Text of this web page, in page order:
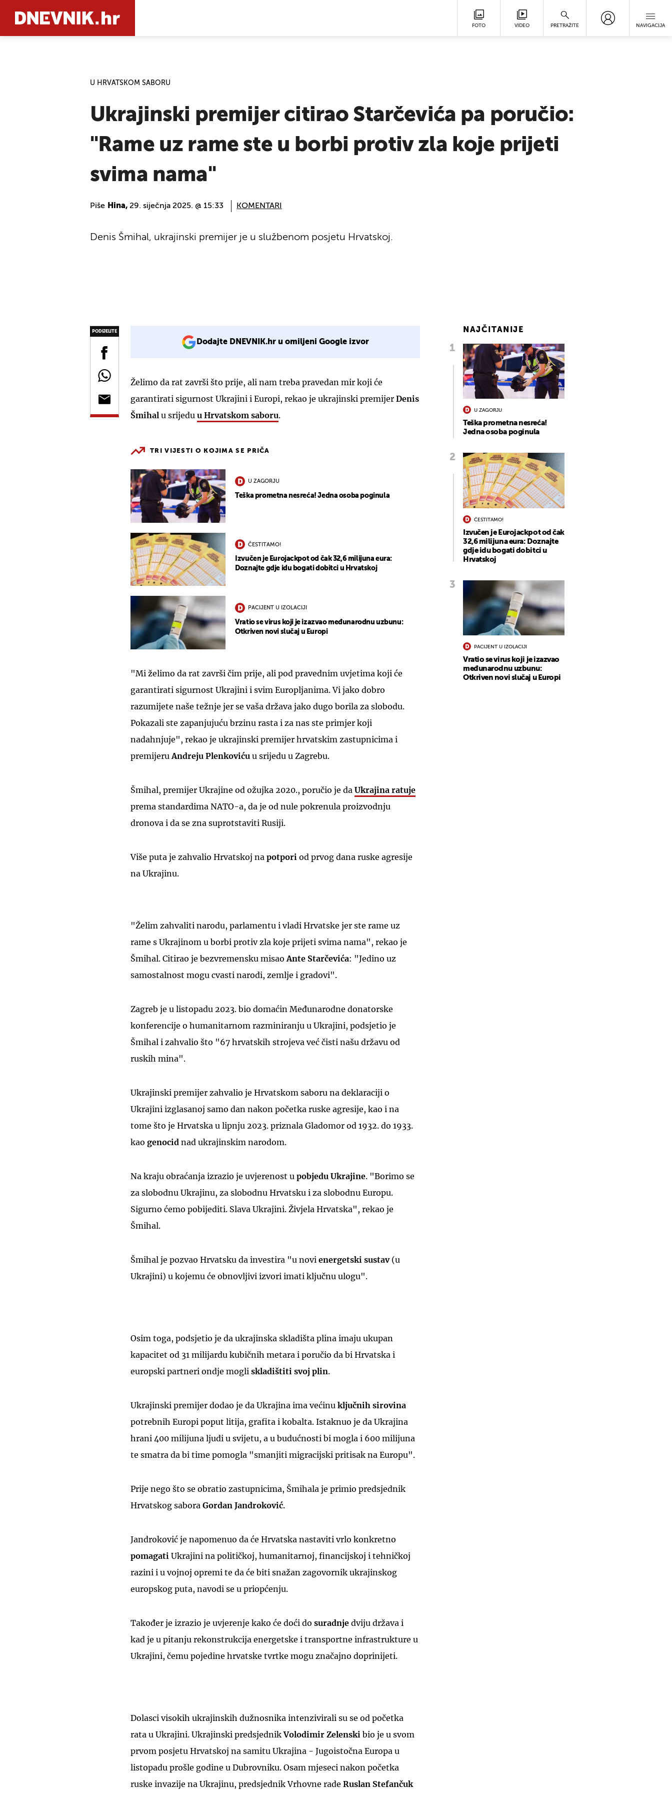
FOTO VIDEO PRETRAŽITE NAVIGACIJA
U HRVATSKOM SABORU
Ukrajinski premijer citirao Starčevića pa poručio:
"Rame uz rame ste u borbi protiv zla koje prijeti
svima nama"
Piše Hina, 29. siječnja 2025. @ 15:33 KOMENTARI
Denis Šmihal, ukrajinski premijer je u službenom posjetu Hrvatskoj.
PODIJELITE
Dodajte DNEVNIK.hr u omiljeni Google izvor
Želimo da rat završi što prije, ali nam treba pravedan mir koji će
garantirati sigurnost Ukrajini i Europi, rekao je ukrajinski premijer Denis
Šmihal u srijedu u Hrvatskom saboru.
TRI VIJESTI O KOJIMA SE PRIČA
U ZAGORJU
Teška prometna nesreća! Jedna osoba poginula
ČESTITAMO!
Izvučen je Eurojackpot od čak 32,6 milijuna eura:
Doznajte gdje idu bogati dobitci u Hrvatskoj
PACIJENT U IZOLACIJI
Vratio se virus koji je izazvao međunarodnu uzbunu:
Otkriven novi slučaj u Europi
"Mi želimo da rat završi čim prije, ali pod pravednim uvjetima koji će
garantirati sigurnost Ukrajini i svim Europljanima. Vi jako dobro
razumijete naše težnje jer se vaša država jako dugo borila za slobodu.
Pokazali ste zapanjujuću brzinu rasta i za nas ste primjer koji
nadahnjuje", rekao je ukrajinski premijer hrvatskim zastupnicima i
premijeru Andreju Plenkoviću u srijedu u Zagrebu.
Šmihal, premijer Ukrajine od ožujka 2020., poručio je da Ukrajina ratuje
prema standardima NATO-a, da je od nule pokrenula proizvodnju
dronova i da se zna suprotstaviti Rusiji.
Više puta je zahvalio Hrvatskoj na potpori od prvog dana ruske agresije
na Ukrajinu.
"Želim zahvaliti narodu, parlamentu i vladi Hrvatske jer ste rame uz
rame s Ukrajinom u borbi protiv zla koje prijeti svima nama", rekao je
Šmihal. Citirao je bezvremensku misao Ante Starčevića: "Jedino uz
samostalnost mogu cvasti narodi, zemlje i gradovi".
Zagreb je u listopadu 2023. bio domaćin Međunarodne donatorske
konferencije o humanitarnom razminiranju u Ukrajini, podsjetio je
Šmihal i zahvalio što "67 hrvatskih strojeva već čisti našu državu od
ruskih mina".
Ukrajinski premijer zahvalio je Hrvatskom saboru na deklaraciji o
Ukrajini izglasanoj samo dan nakon početka ruske agresije, kao i na
tome što je Hrvatska u lipnju 2023. priznala Gladomor od 1932. do 1933.
kao genocid nad ukrajinskim narodom.
Na kraju obraćanja izrazio je uvjerenost u pobjedu Ukrajine. "Borimo se
za slobodnu Ukrajinu, za slobodnu Hrvatsku i za slobodnu Europu.
Sigurno ćemo pobijediti. Slava Ukrajini. Živjela Hrvatska", rekao je
Šmihal.
Šmihal je pozvao Hrvatsku da investira "u novi energetski sustav(u
Ukrajini) u kojemu će obnovljivi izvori imati ključnu ulogu".
Osim toga, podsjetio je da ukrajinska skladišta plina imaju ukupan
kapacitet od 31 milijardu kubičnih metara i poručio da bi Hrvatska i
europski partneri ondje mogli skladištiti svoj plin.
Ukrajinski premijer dodao je da Ukrajina ima većinu ključnih sirovina
potrebnih Europi poput litija, grafita i kobalta. Istaknuo je da Ukrajina
hrani 400 milijuna ljudi u svijetu, a u budućnosti bi mogla i 600 milijuna
te smatra da bi time pomogla "smanjiti migracijski pritisak na Europu".
Prije nego što se obratio zastupnicima, Šmihala je primio predsjednik
Hrvatskog sabora Gordan Jandroković.
Jandroković je napomenuo da će Hrvatska nastaviti vrlo konkretno
pomagati Ukrajini na političkoj, humanitarnoj, financijskoj i tehničkoj
razini i u vojnoj opremi te da će biti snažan zagovornik ukrajinskog
europskog puta, navodi se u priopćenju.
Također je izrazio je uvjerenje kako će doći do suradnje dviju država i
kad je u pitanju rekonstrukcija energetske i transportne infrastrukture u
Ukrajini, čemu pojedine hrvatske tvrtke mogu značajno doprinijeti.
Dolasci visokih ukrajinskih dužnosnika intenzivirali su se od početka
rata u Ukrajini. Ukrajinski predsjednikVolodimir Zelenski bio je u svom
prvom posjetu Hrvatskoj na samitu Ukrajina - Jugoistočna Europa u
listopadu prošle godine u Dubrovniku. Osam mjeseci nakon početka
ruske invazije na Ukrajinu, predsjednik Vrhovne rade Ruslan Stefančuk
NAJČITANIJE
U ZAGORJU
Teška prometna nesreća!
Jedna osoba poginula
ČESTITAMO!
Izvučen je Eurojackpot od čak
32,6 milijuna eura: Doznajte
gdje idu bogati dobitci u
Hrvatskoj
PACIJENT U IZOLACIJI
Vratio se virus koji je izazvao
međunarodnu uzbunu:
Otkriven novi slučaj u Europi
UKLJUČITE NOTIFIKACIJE